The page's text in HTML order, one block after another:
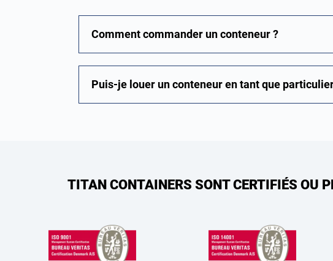
Comment commander un conteneur ?
Puis-je louer un conteneur en tant que
TITAN CONTAINERS SONT CERTIFIÉS OU